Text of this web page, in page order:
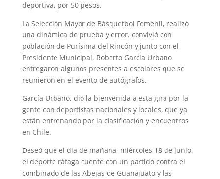
deportiva, por 50 pesos.
La Selección Mayor de Básquetbol Femenil, realizó
una dinámica de prueba y error. convivió con
población de Purísima del Rincón y junto con el
Presidente Municipal, Roberto García Urbano
entregaron algunos presentes a escolares que se
reunieron en el evento de autógrafos.
García Urbano, dio la bienvenida a esta gira por la
gente con deportistas nacionales y locales, que ya
están entrenando por la clasificación y encuentros
en Chile.
Deseó que el día de mañana, miércoles 18 de junio,
el deporte ráfaga cuente con un partido contra el
combinado de las Abejas de Guanajuato y las